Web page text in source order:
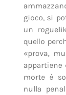
gioco, si
un
quello
«prova,
appartiene
morte è
nulla